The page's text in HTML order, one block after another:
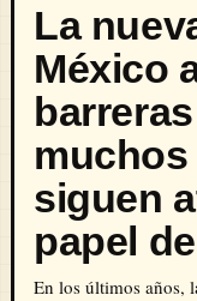
La
México
siguen
papel
En los últimos años,